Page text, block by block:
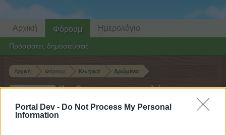
Portal Dev - Do Not Process My Personal
Information
Αρχική Φόρουμ Κεντρικά Δρώμενα
Δρώμενο Άφθονες αποστολές
Αγαπητέ αναγνώστη και αναγνώστρια του
Αρχική Φόρουμ
Πρόσφατες δημοσιεύσεις
Ημερολόγιο